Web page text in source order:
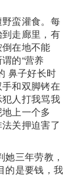
蛮灌食。每
走廊里，有
在地不能
的“营养
鼻子好长时
和双脚铐在
人打我骂我
上一个多
关押迫害了
三年劳教，
的是要钱，我